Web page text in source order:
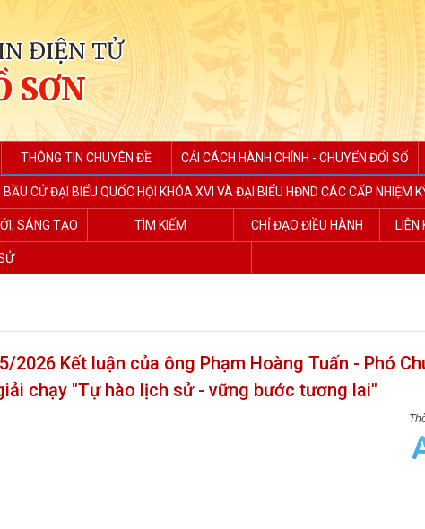
ĐIỆN TỬ
SƠN
THÔNG TIN CHUYÊN ĐỀ CẢI CÁCH HÀNH CHÍNH - CHUYỂN ĐỔI SỐ
BẦU CỬ ĐẠI BIỂU QUỐC HỘI KHÓA XVI VÀ ĐẠI BIỂU HĐND CÁC CẤP NHIỆM
SÁNG TẠO TÌM KIẾM CHỈ ĐẠO ĐIỀU HÀNH LIÊN
2026 Kết luận của ông Phạm Hoàng Tuấn - Phó
chạy "Tự hào lịch sử - vững bước tương lai"